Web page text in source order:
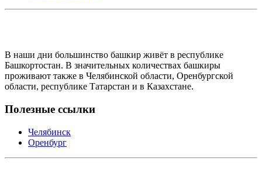
В наши дни большинство башкир живёт в республике
Башкортостан. В значительных количествах башкиры
проживают также в Челябинской области, Оренбургской
области, республике Татарстан и в Казахстане.
Полезные ссылки
Челябинск
Оренбург